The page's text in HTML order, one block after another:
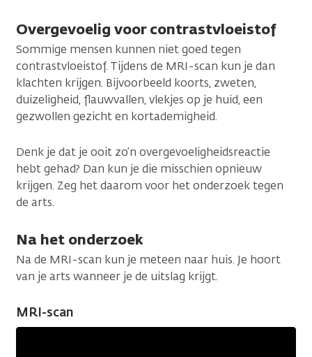
Overgevoelig voor contrastvloeistof
Sommige mensen kunnen niet goed tegen
contrastvloeistof. Tijdens de MRI-scan kun je dan
klachten krijgen. Bijvoorbeeld koorts, zweten,
duizeligheid, flauwvallen, vlekjes op je huid, een
gezwollen gezicht en kortademigheid.
Denk je dat je ooit zo’n overgevoeligheidsreactie
hebt gehad? Dan kun je die misschien opnieuw
krijgen. Zeg het daarom voor het onderzoek tegen
de arts.
Na het onderzoek
Na de MRI-scan kun je meteen naar huis. Je hoort
van je arts wanneer je de uitslag krijgt.
MRI-scan